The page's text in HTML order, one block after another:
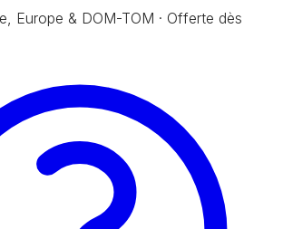
Europe & DOM-TOM · Offerte dès